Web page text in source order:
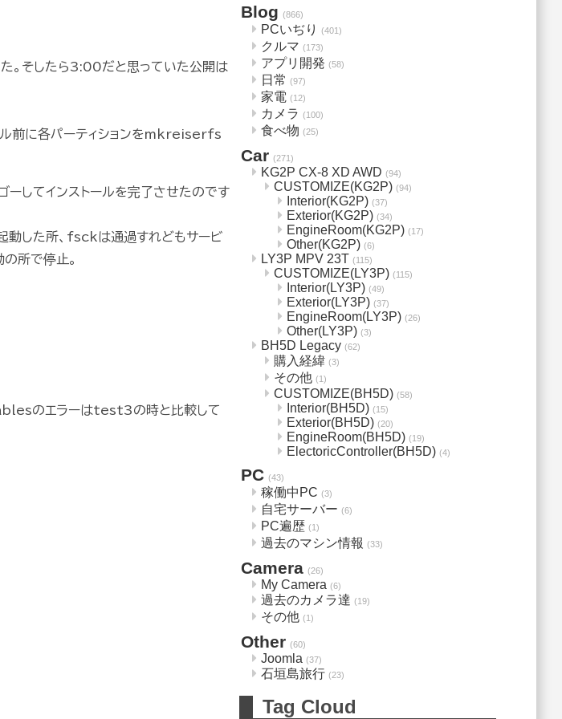
。そしたら3:00だと思っていた公開は
前に各パーティションをmkreiserfs
してインストールを完了させたのです
した所、fsckは通過すれどもサービ
所で停止。
のエラーはtest3の時と比較して
Blog (866)
PCいぢり (401)
クルマ (173)
アプリ開発 (58)
日常 (97)
家電 (12)
カメラ (100)
食べ物 (25)
Car (271)
KG2P CX-8 XD AWD (94)
CUSTOMIZE(KG2P) (94)
Interior(KG2P) (37)
Exterior(KG2P) (34)
EngineRoom(KG2P) (17)
Other(KG2P) (6)
LY3P MPV 23T (115)
CUSTOMIZE(LY3P) (115)
Interior(LY3P) (49)
Exterior(LY3P) (37)
EngineRoom(LY3P) (26)
Other(LY3P) (3)
BH5D Legacy (62)
購入経緯 (3)
その他 (1)
CUSTOMIZE(BH5D) (58)
Interior(BH5D) (15)
Exterior(BH5D) (20)
EngineRoom(BH5D) (19)
ElectoricController(BH5D) (4)
PC (43)
稼働中PC (3)
自宅サーバー (6)
PC遍歴 (1)
過去のマシン情報 (33)
Camera (26)
My Camera (6)
過去のカメラ達 (19)
その他 (1)
Other (60)
Joomla (37)
石垣島旅行 (23)
Tag Cloud